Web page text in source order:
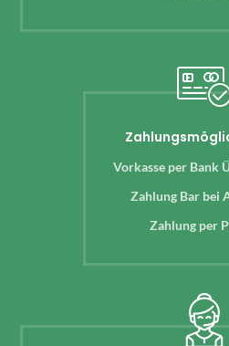
Vorkasse per Bank
Zahlung Bar bei
Zahlung per